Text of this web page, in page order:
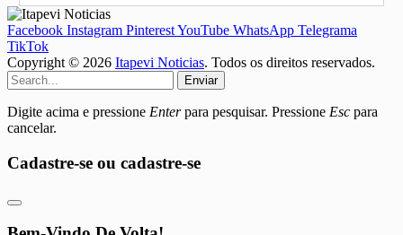
Facebook Instagram PinterestYouTube WhatsApp Telegrama
TikTok
Copyright © 2026 Itapevi Noticias. Todos os direitos reservados.
Enviar
Digite acima e pressione Enterpara pesquisar. Pressione Esc para
cancelar.
Cadastre-se ou cadastre-se